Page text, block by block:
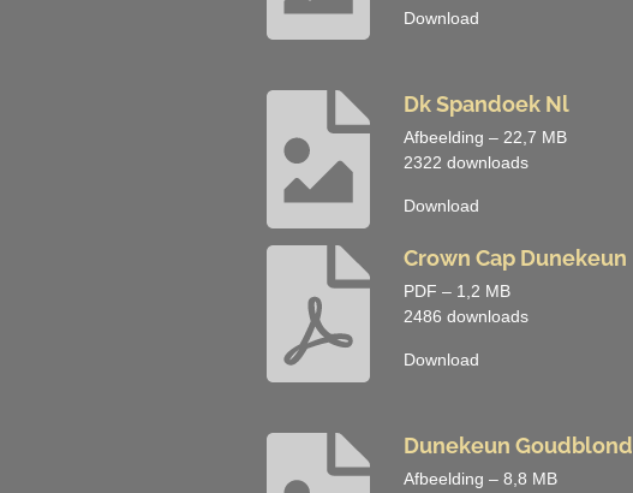
Download
Dk Spandoek Nl
Afbeelding – 22,7 MB
2322 downloads
Download
Crown Cap Dunekeun
PDF – 1,2 MB
2486 downloads
Download
Dunekeun Goudblond
Afbeelding – 8,8 MB